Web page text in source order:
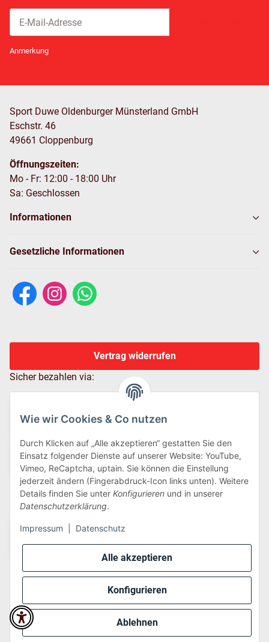
Alle akzeptieren
Konfigurieren
Ablehnen
Wie wir Cookies & Co nutzen
Durch Klicken auf „Alle akzeptieren“ gestatten Sie den
Einsatz folgender Dienste auf unserer Website: YouTube,
Vimeo, ReCaptcha, uptain. Sie können die Einstellung
jederzeit ändern (Fingerabdruck-Icon links unten). Weitere
Details finden Sie unter Konfigurieren und in unserer
Datenschutzerklärung.
Impressum Datenschutz
Anmerkung
Sport Duwe Oldenburger Münsterland GmbH
Eschstr. 46
49661 Cloppenburg
Öffnungszeiten:
Mo - Fr: 12:00 - 18:00 Uhr
Sa: Geschlossen
Informationen
Gesetzliche Informationen
Vertrag widerrufen
Sicher bezahlen via:
Wir versenden via:
* Alle Preise inkl. gesetzlicher USt., zzgl.Versand
Perfected byDreizack Medien